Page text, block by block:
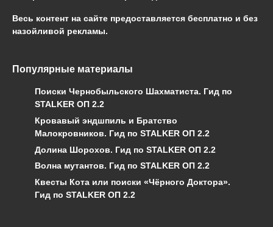
Весь контент на сайте предоставляется бесплатно и без
назойливой рекламы.
Популярные материалы
Поиски Чернобыльского Шахматиста. Гид по
STALKER ОП 2.2
Кровавый эндшпиль и Братство
Малокровников. Гид по STALKER ОП 2.2
Долина Шорохов. Гид по STALKER ОП 2.2
Волна мутантов. Гид по STALKER ОП 2.2
Квесты Кота или поиски «Чёрного Доктора».
Гид по STALKER ОП 2.2